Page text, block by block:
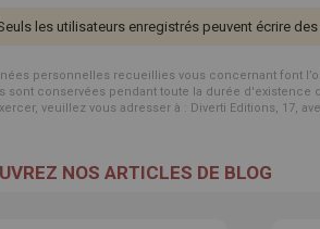
les utilisateurs enregistrés peuvent écrire
personnelles recueillies vous concernant font
sont conservées pendant toute la durée d'existence
veuillez vous adresser à : Diverti Editions, 17,
NOS ARTICLES DE BLOG